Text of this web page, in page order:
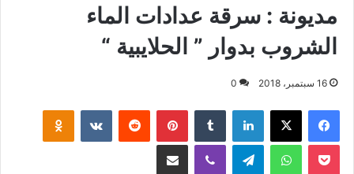
مديونة : سرقة عدادات الماء
الشروب بدوار ” الحلايبية “
16 سبتمبر، 2018 0
لينكدإن بينتيريست
واتساب